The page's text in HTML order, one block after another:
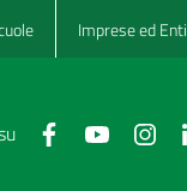
Imprese ed Enti